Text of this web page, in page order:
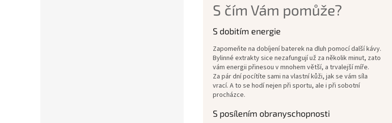
S čím Vám pomůže?
S dobitím energie
Zapomeňte na dobíjení baterek na dluh pomocí další kávy.
Bylinné extrakty sice nezafungují už za několik minut, zato
vám energii přinesou v mnohem větší, a trvalejší míře.
Za pár dní pocítíte sami na vlastní kůži, jak se vám síla
vrací. A to se hodí nejen při sportu, ale i při sobotní
procházce.
S posílením obranyschopnosti